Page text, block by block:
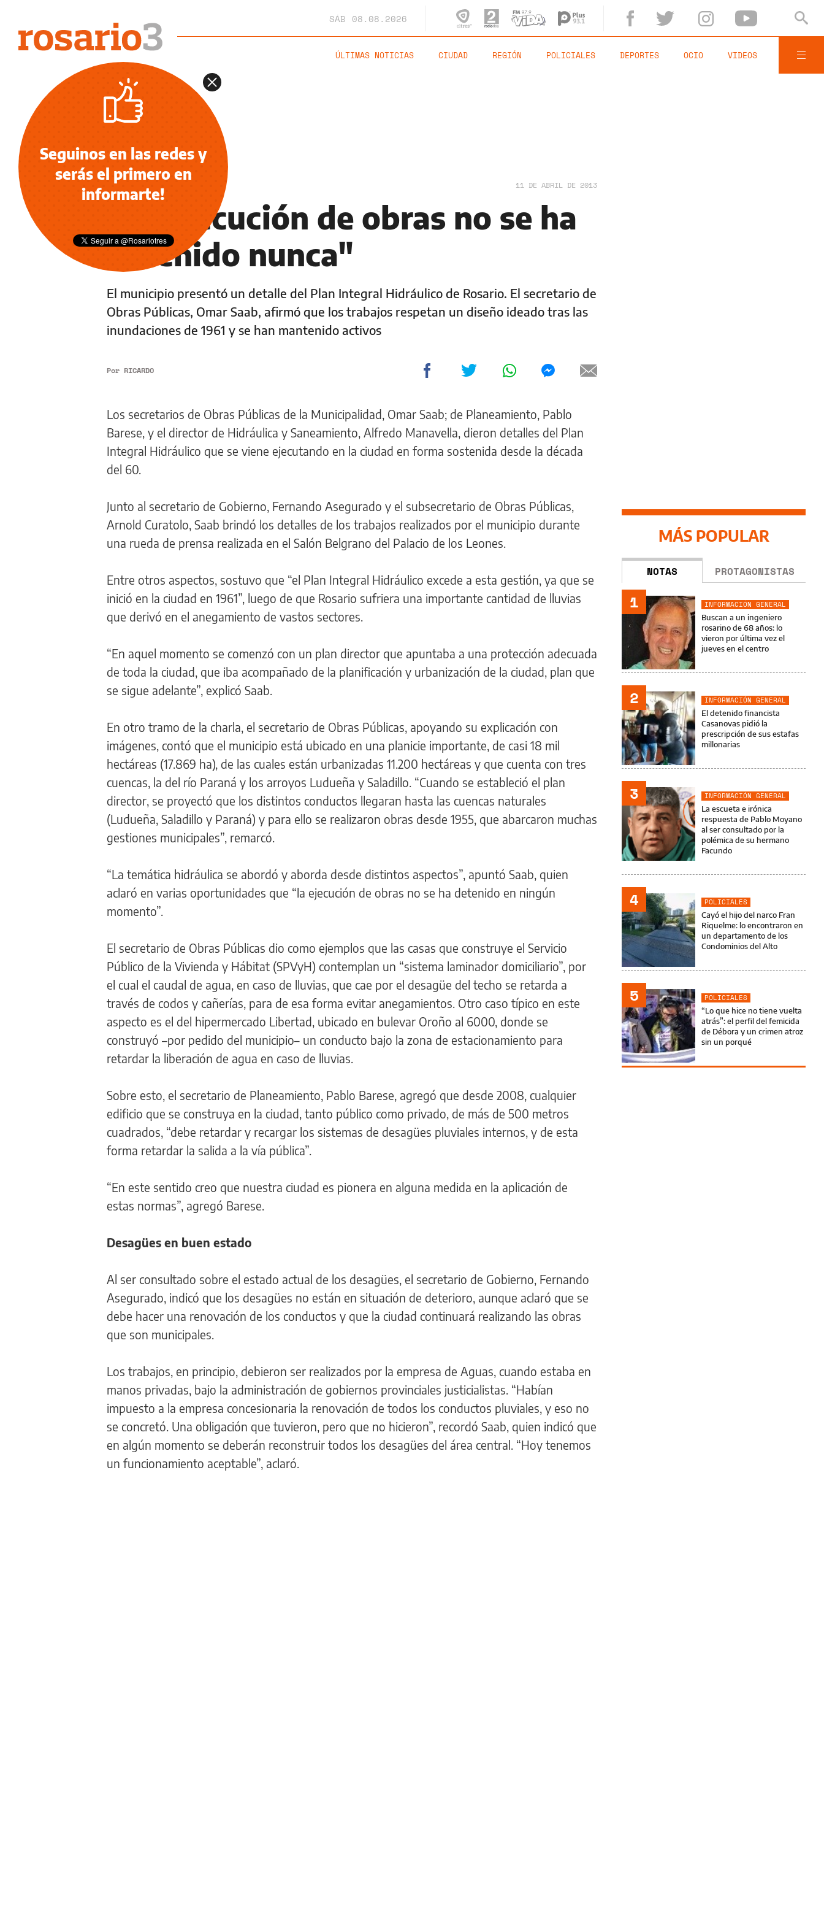
SÁB 08.08.2026
ÚLTIMAS NOTICIAS CIUDAD REGIÓN POLICIALES DEPORTES OCIO VIDEOS
NOTICIAS 11 DE ABRIL DE 2013
“La ejecución de obras no se ha
detenido nunca"
El municipio presentó un detalle del Plan Integral Hidráulico de Rosario. El secretario de
Obras Públicas, Omar Saab, afirmó que los trabajos respetan un diseño ideado tras las
inundaciones de 1961 y se han mantenido activos
Por RICARDO
Los secretarios de Obras Públicas de la Municipalidad, Omar Saab; de Planeamiento, Pablo
Barese, y el director de Hidráulica y Saneamiento, Alfredo Manavella, dieron detalles del Plan
Integral Hidráulico que se viene ejecutando en la ciudad en forma sostenida desde la década
del 60.
Junto al secretario de Gobierno, Fernando Asegurado y el subsecretario de Obras Públicas,
Arnold Curatolo, Saab brindó los detalles de los trabajos realizados por el municipio durante
una rueda de prensa realizada en el Salón Belgrano del Palacio de los Leones.
Entre otros aspectos, sostuvo que “el Plan Integral Hidráulico excede a esta gestión, ya que se
inició en la ciudad en 1961”, luego de que Rosario sufriera una importante cantidad de lluvias
que derivó en el anegamiento de vastos sectores.
“En aquel momento se comenzó con un plan director que apuntaba a una protección adecuada
de toda la ciudad, que iba acompañado de la planificación y urbanización de la ciudad, plan que
se sigue adelante”, explicó Saab.
En otro tramo de la charla, el secretario de Obras Públicas, apoyando su explicación con
imágenes, contó que el municipio está ubicado en una planicie importante, de casi 18 mil
hectáreas (17.869 ha), de las cuales están urbanizadas 11.200 hectáreas y que cuenta con tres
cuencas, la del río Paraná y los arroyos Ludueña y Saladillo. “Cuando se estableció el plan
director, se proyectó que los distintos conductos llegaran hasta las cuencas naturales
(Ludueña, Saladillo y Paraná) y para ello se realizaron obras desde 1955, que abarcaron muchas
gestiones municipales”, remarcó.
“La temática hidráulica se abordó y aborda desde distintos aspectos”, apuntó Saab, quien
aclaró en varias oportunidades que “la ejecución de obras no se ha detenido en ningún
momento”.
El secretario de Obras Públicas dio como ejemplos que las casas que construye el Servicio
Público de la Vivienda y Hábitat (SPVyH) contemplan un “sistema laminador domiciliario”, por
el cual el caudal de agua, en caso de lluvias, que cae por el desagüe del techo se retarda a
través de codos y cañerías, para de esa forma evitar anegamientos. Otro caso típico en este
aspecto es el del hipermercado Libertad, ubicado en bulevar Oroño al 6000, donde se
construyó –por pedido del municipio– un conducto bajo la zona de estacionamiento para
retardar la liberación de agua en caso de lluvias.
Sobre esto, el secretario de Planeamiento, Pablo Barese, agregó que desde 2008, cualquier
edificio que se construya en la ciudad, tanto público como privado, de más de 500 metros
cuadrados, “debe retardar y recargar los sistemas de desagües pluviales internos, y de esta
forma retardar la salida a la vía pública”.
“En este sentido creo que nuestra ciudad es pionera en alguna medida en la aplicación de
estas normas”, agregó Barese.
Desagües en buen estado
Al ser consultado sobre el estado actual de los desagües, el secretario de Gobierno, Fernando
Asegurado, indicó que los desagües no están en situación de deterioro, aunque aclaró que se
debe hacer una renovación de los conductos y que la ciudad continuará realizando las obras
que son municipales.
Los trabajos, en principio, debieron ser realizados por la empresa de Aguas, cuando estaba en
manos privadas, bajo la administración de gobiernos provinciales justicialistas. “Habían
impuesto a la empresa concesionaria la renovación de todos los conductos pluviales, y eso no
se concretó. Una obligación que tuvieron, pero que no hicieron”, recordó Saab, quien indicó que
en algún momento se deberán reconstruir todos los desagües del área central. “Hoy tenemos
un funcionamiento aceptable”, aclaró.
MÁS POPULAR
NOTAS PROTAGONISTAS
1
INFORMACIÓN GENERAL
Buscan a un ingeniero
rosarino de 68 años: lo
vieron por última vez el
jueves en el centro
2
INFORMACIÓN GENERAL
El detenido financista
Casanovas pidió la
prescripción de sus estafas
millonarias
3
INFORMACIÓN GENERAL
La escueta e irónica
respuesta de Pablo Moyano
al ser consultado por la
polémica de su hermano
Facundo
4
POLICIALES
Cayó el hijo del narco Fran
Riquelme: lo encontraron en
un departamento de los
Condominios del Alto
5
POLICIALES
“Lo que hice no tiene vuelta
atrás”: el perfil del femicida
de Débora y un crimen atroz
sin un porqué
Seguinos en las redes y
serás el primero en
informarte!